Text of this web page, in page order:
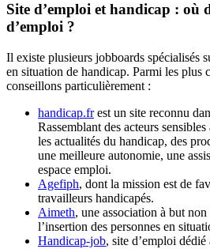
Site d’emploi et handicap : où
d’emploi ?
Il existe plusieurs jobboards spécialisés
en situation de handicap. Parmi les plus
conseillons particulièrement :
handicap.frest un site reconnu
Rassemblant des acteurs
les actualités du handicap, des
une meilleure autonomie, une
espace emploi.
Agefiph, dont la mission est de
travailleurs handicapés.
Aimeth, une association à but
l’insertion des personnes en
Handicap-job, site d’emploi